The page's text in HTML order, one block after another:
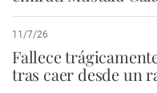
11/7/26
Fallece
tras caer desde un